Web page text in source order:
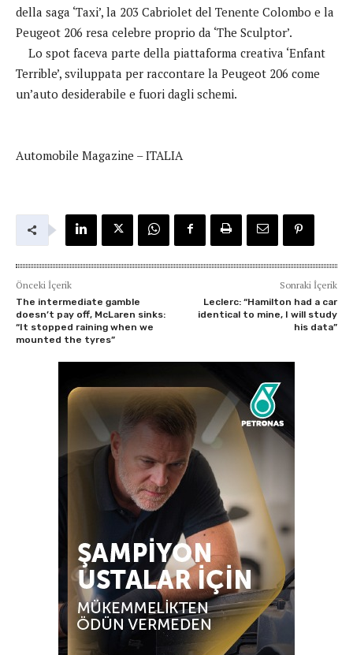
della saga ‘Taxi’, la 203 Cabriolet del Tenente Colombo e la
Peugeot 206 resa celebre proprio da ‘The Sculptor’.
Lo spot faceva parte della piattaforma creativa ‘Enfant
Terrible’, sviluppata per raccontare la Peugeot 206 come
un’auto desiderabile e fuori dagli schemi.
Automobile Magazine – ITALIA
Önceki İçerik
The intermediate gamble
doesn’t pay off, McLaren sinks:
“It stopped raining when we
mounted the tyres”
Sonraki İçerik
Leclerc: “Hamilton had a car
identical to mine, I will study
his data”